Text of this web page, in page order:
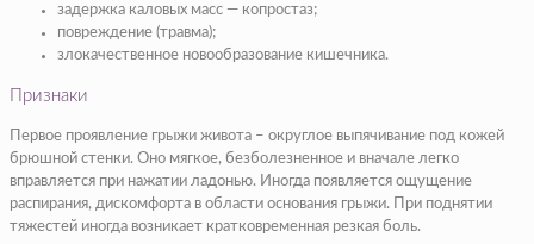
задержка каловых масс — копростаз;
повреждение (травма);
злокачественное новообразование кишечника.
Признаки
Первое проявление грыжи живота – округлое выпячивание под кожей
брюшной стенки. Оно мягкое, безболезненное и вначале легко
вправляется при нажатии ладонью. Иногда появляется ощущение
распирания, дискомфорта в области основания грыжи. При поднятии
тяжестей иногда возникает кратковременная резкая боль.